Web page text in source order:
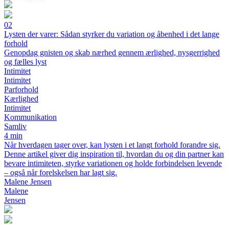
02
Lysten der varer: Sådan styrker du variation og åbenhed i det lange
forhold
Genopdag gnisten og skab nærhed gennem ærlighed, nysgerrighed
og fælles lyst
Intimitet
Intimitet
Parforhold
Kærlighed
Intimitet
Kommunikation
Samliv
4 min
Når hverdagen tager over, kan lysten i et langt forhold forandre sig.
Denne artikel giver dig inspiration til, hvordan du og din partner kan
bevare intimiteten, styrke variationen og holde forbindelsen levende
– også når forelskelsen har lagt sig.
Malene Jensen
Malene
Jensen